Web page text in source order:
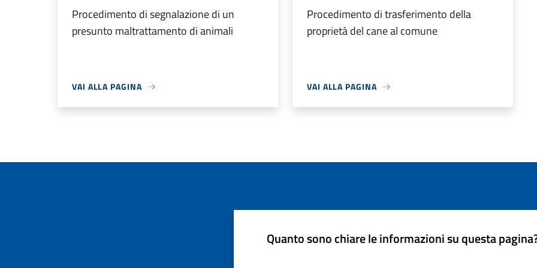
Procedimento di segnalazione di un
presunto maltrattamento di animali
VAI ALLA PAGINA
Procedimento di trasferimento della
proprietà del cane al comune
VAI ALLA PAGINA
Quanto sono chiare le informazioni su questa